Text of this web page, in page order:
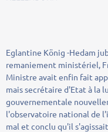
Eglantine König -Hedam
remaniement ministériel,
Ministre avait enfin fait
mais secrétaire d'Etat à la
gouvernementale
l'observatoire national de
mal et conclu qu'il